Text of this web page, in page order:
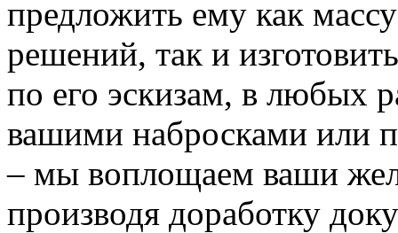
предложить ему как
решений, так и
по его эскизам, в любых
вашими набросками или
– мы воплощаем ваши
производя доработку